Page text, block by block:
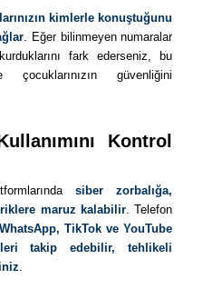
kimlerle konuştuğunu
. Eğer bilinmeyen numaralar
fark ederseniz, bu
güvenliğini
Kontrol
siber zorbalığa,
maruz kalabilir. Telefon
TikTok ve YouTube
takip edebilir, tehlikeli
.